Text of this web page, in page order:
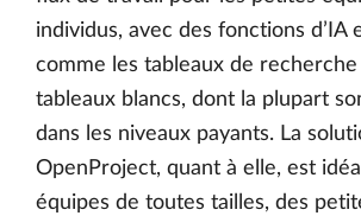
individus, avec des fonctions d’IA
comme les tableaux de recherche
tableaux blancs, dont la plupart
dans les niveaux payants. La
OpenProject, quant à elle, est
équipes de toutes tailles, des